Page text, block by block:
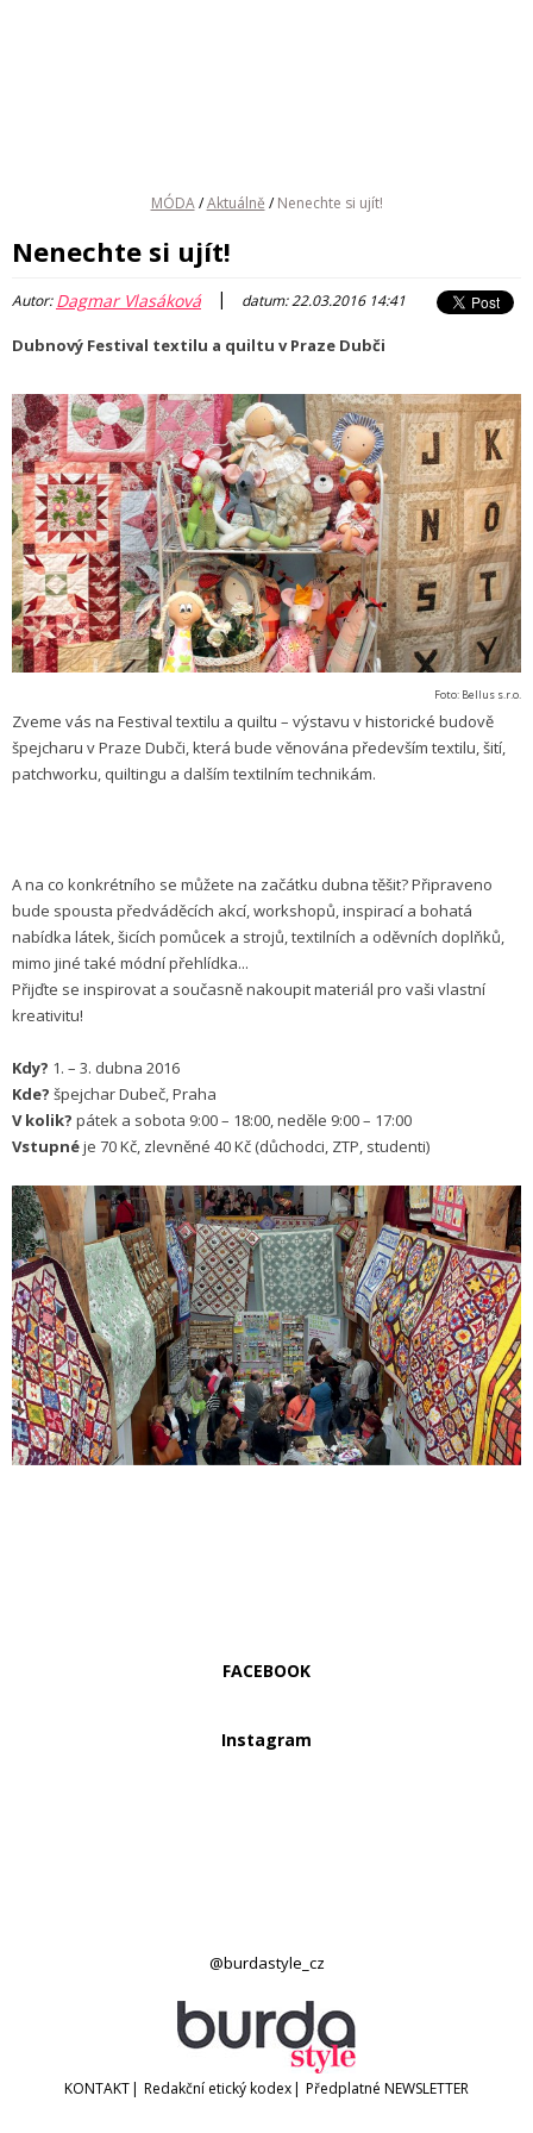
MÓDA / Aktuálně / Nenechte si ujít!
Nenechte si ujít!
Autor:Dagmar Vlasáková | datum: 22.03.2016 14:41
Dubnový Festival textilu a quiltu v Praze Dubči
Foto: Bellus s.r.o.
Zveme vás na Festival textilu a quiltu – výstavu v historické budově
špejcharu v Praze Dubči, která bude věnována především textilu, šití,
patchworku, quiltingu a dalším textilním technikám.
A na co konkrétního se můžete na začátku dubna těšit? Připraveno
bude spousta předváděcích akcí, workshopů, inspirací a bohatá
nabídka látek, šicích pomůcek a strojů, textilních a oděvních doplňků,
mimo jiné také módní přehlídka...
Přijďte se inspirovat a současně nakoupit materiál pro vaši vlastní
kreativitu!
Kdy? 1. – 3. dubna 2016
Kde? špejchar Dubeč, Praha
V kolik? pátek a sobota 9:00 – 18:00, neděle 9:00 – 17:00
Vstupnéje 70 Kč, zlevněné 40 Kč (důchodci, ZTP, studenti)
FACEBOOK
Instagram
@burdastyle_cz
KONTAKT| Redakční etický kodex| Předplatné NEWSLETTER